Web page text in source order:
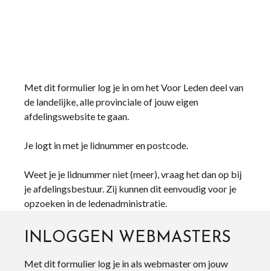
Met dit formulier log je in om het Voor Leden deel van
de landelijke, alle provinciale of jouw eigen
afdelingswebsite te gaan.
Je logt in met je lidnummer en postcode.
Weet je je lidnummer niet (meer), vraag het dan op bij
je afdelingsbestuur. Zij kunnen dit eenvoudig voor je
opzoeken in de ledenadministratie.
INLOGGEN WEBMASTERS
Met dit formulier log je in als webmaster om jouw